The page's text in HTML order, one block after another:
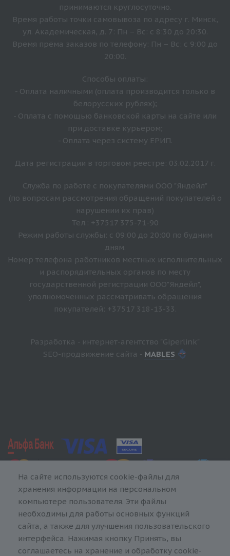
принимаются круглосуточно.
Время работы точки самовывоза по адресу г. Минск,
ул. Академическая, д. 7: Пн – Вс: с 8:30 до 20:30.
Время прёма заказов по телефону: Пн – Вс: с 9:00 до
20:00.
Способы оплаты:
- Оплата наличными (оплата производится только в
белорусских рублях);
- Оплата с помощью банковской карты на сайте или
при доставке курьером;
- Оплата через систему ЕРИП.
Дата регистрации в торговом реестре: 03.02.2017 г.
Служба по работе с покупателями ООО "Яндейл"
(по вопросам рассмотрения обращений покупателей о
нарушении их прав)
Тел.: +37517 375-71-90
Режим работы службы: с 09:00 до 20:00 по будним
дням.
Номер телефона работников местных исполнительных
и распорядительных органов по месту
государственной регистрации ООО"Яндейл",
уполномоченных рассматривать обращения
покупателей: +37517 318-13-33.
Разработка - интернет-агентство "Giperlink"
SEO-продвижение сайта - MABLES
На сайте используются cookie-файлы для
хранения информации на персональном
компьютере пользователя. Эти файлы
необходимы для работы основных функций
сайта, а также для улучшения пользовательского
интерфейса. Нажимая кнопку Принять, вы
соглашаетесь на хранение и обработку cookie-